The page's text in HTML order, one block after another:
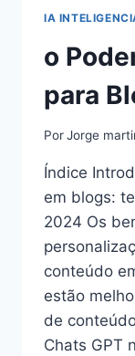
IA
o
para
PorJorge
Índice
em blogs:
2024 Os
conteúdo
estão
de
Chats GPT